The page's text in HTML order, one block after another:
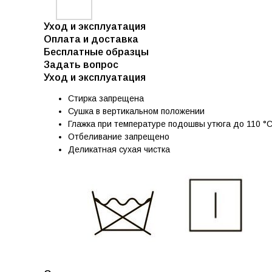
Уход и эксплуатация
Оплата и доставка
Бесплатные образцы
Задать вопрос
Уход и эксплуатация
Стирка запрещена
Сушка в вертикальном положении
Глажка при температуре подошвы утюга до 110 °C
Отбеливание запрещено
Деликатная сухая чистка